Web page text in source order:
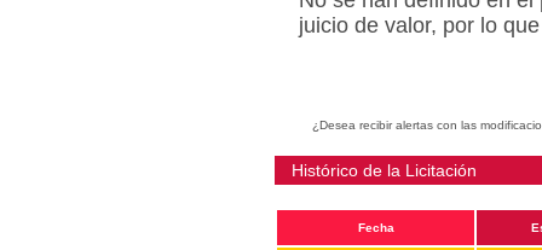
juicio de valor, por lo
¿Desea recibir alertas con las
Histórico de la Licitación
Fecha